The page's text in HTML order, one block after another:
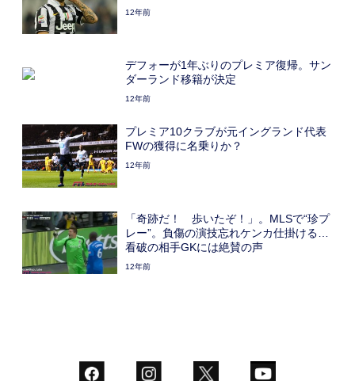
12年前
デフォーが1年ぶりのプレミア復帰。サン
ダーランド移籍が決定
12年前
プレミア10クラブが元イングランド代表
FWの獲得に名乗りか？
12年前
「奇跡だ！ 歩いたぞ！」。MLSで“珍プ
レー”。負傷の演技忘れケンカ仕掛ける…
看破の相手GKには絶賛の声
12年前